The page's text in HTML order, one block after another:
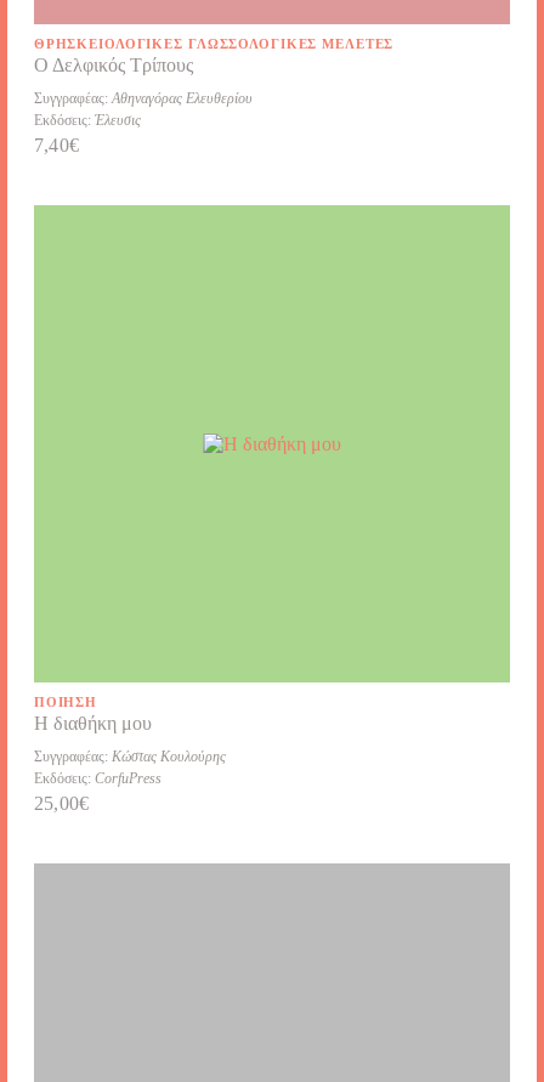
ΘΡΗΣΚΕΙΟΛΟΓΙΚΈΣ ΓΛΩΣΣΟΛΟΓΙΚΈΣ ΜΕΛΈΤΕΣ
Ο Δελφικός Τρίπους
Συγγραφέας: Αθηναγόρας Ελευθερίου
Εκδόσεις: Έλευσις
7,40€
ΠΟΊΗΣΗ
Η διαθήκη μου
Συγγραφέας: Κώστας Κουλούρης
Εκδόσεις: CorfuPress
25,00€
shop